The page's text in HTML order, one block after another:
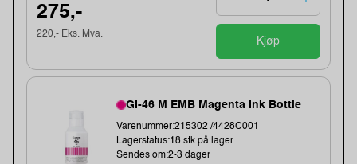
275,-
220,- Eks. Mva.
Kjøp
GI-46 M EMB Magenta Ink Bottle
Varenummer:215302 /4428C001
Lagerstatus:18 stk på lager.
Sendes om:2-3 dager